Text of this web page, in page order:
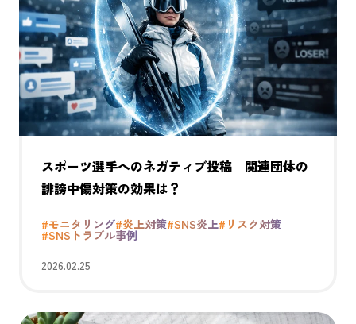
スポーツ選手へのネガティブ投稿 関連団体の
誹謗中傷対策の効果は？
#モニタリング#炎上対策#SNS炎上#リスク対策
#SNSトラブル事例
2026.02.25